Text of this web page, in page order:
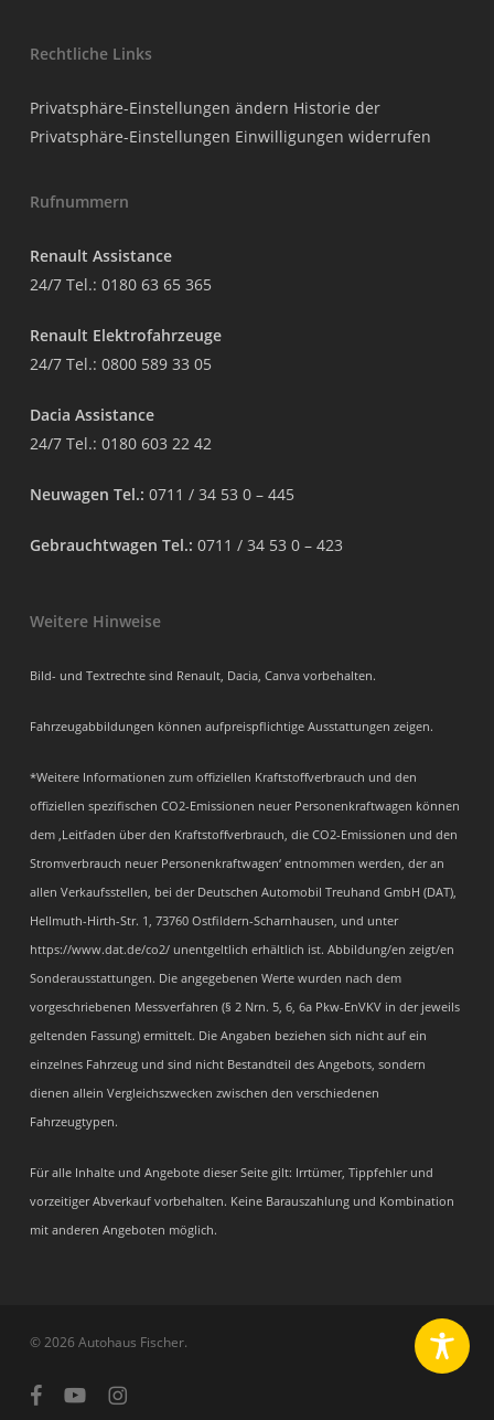
Rechtliche Links
Privatsphäre-Einstellungen ändern Historie der
Privatsphäre-Einstellungen Einwilligungen widerrufen
Rufnummern
Renault Assistance
24/7 Tel.: 0180 63 65 365
Renault Elektrofahrzeuge
24/7 Tel.: 0800 589 33 05
Dacia Assistance
24/7 Tel.: 0180 603 22 42
Neuwagen Tel.: 0711 / 34 53 0 – 445
Gebrauchtwagen Tel.: 0711 / 34 53 0 – 423
Weitere Hinweise
Bild- und Textrechte sind Renault, Dacia, Canva vorbehalten.
Fahrzeugabbildungen können aufpreispflichtige Ausstattungen zeigen.
*Weitere Informationen zum offiziellen Kraftstoffverbrauch und den
offiziellen spezifischen CO2-Emissionen neuer Personenkraftwagen können
dem ‚Leitfaden über den Kraftstoffverbrauch, die CO2-Emissionen und den
Stromverbrauch neuer Personenkraftwagen‘ entnommen werden, der an
allen Verkaufsstellen, bei der Deutschen Automobil Treuhand GmbH (DAT),
Hellmuth-Hirth-Str. 1, 73760 Ostfildern-Scharnhausen, und unter
https://www.dat.de/co2/ unentgeltlich erhältlich ist. Abbildung/en zeigt/en
Sonderausstattungen. Die angegebenen Werte wurden nach dem
vorgeschriebenen Messverfahren (§ 2 Nrn. 5, 6, 6a Pkw-EnVKV in der jeweils
geltenden Fassung) ermittelt. Die Angaben beziehen sich nicht auf ein
einzelnes Fahrzeug und sind nicht Bestandteil des Angebots, sondern
dienen allein Vergleichszwecken zwischen den verschiedenen
Fahrzeugtypen.
Für alle Inhalte und Angebote dieser Seite gilt: Irrtümer, Tippfehler und
vorzeitiger Abverkauf vorbehalten. Keine Barauszahlung und Kombination
mit anderen Angeboten möglich.
© 2026 Autohaus Fischer.
facebookyoutubeinstagram